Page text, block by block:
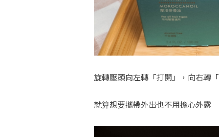
旋轉壓頭向左轉「打開」，向右轉
就算想要攜帶外出也不用擔心外露